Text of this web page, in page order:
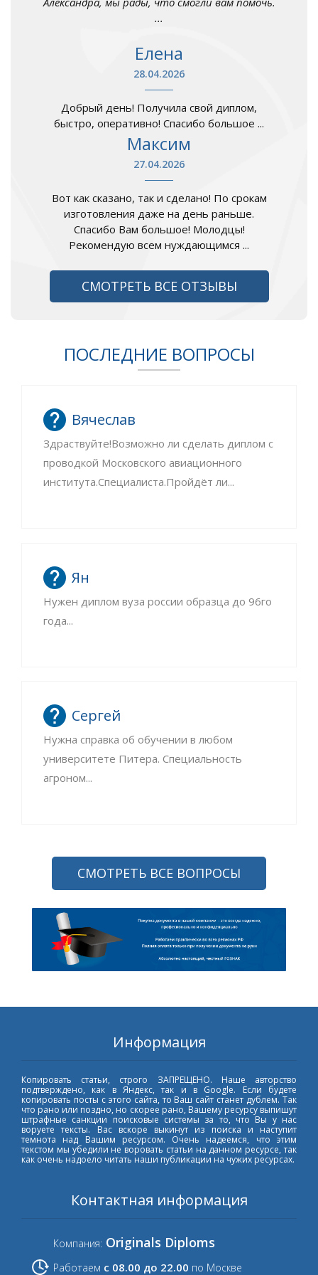
...
Елена
28.04.2026
Добрый день! Получила свой диплом,
быстро, оперативно! Спасибо большое ...
Максим
27.04.2026
Вот как сказано, так и сделано! По срокам
изготовления даже на день раньше.
Спасибо Вам большое! Молодцы!
Рекомендую всем нуждающимся ...
СМОТРЕТЬ ВСЕ ОТЗЫВЫ
ПОСЛЕДНИЕ ВОПРОСЫ
Вячеслав
Здраствуйте!Возможно ли сделать диплом с
проводкой Московского авиационного
института.Специалиста.Пройдёт ли...
Ян
Нужен диплом вуза россии образца до 96го
года...
Сергей
Нужна справка об обучении в любом
университете Питера. Специальность
агроном...
СМОТРЕТЬ ВСЕ ВОПРОСЫ
Информация
Копировать статьи, строго ЗАПРЕЩЕНО. Наше авторство
подтверждено, как в Яндекс, так и в Google. Если будете
копировать посты с этого сайта, то Ваш сайт станет дублем. Так
что рано или поздно, но скорее рано, Вашему ресурсу выпишут
штрафные санкции поисковые системы за то, что Вы у нас
воруете тексты. Вас вскоре выкинут из поиска и наступит
темнота над Вашим ресурсом. Очень надеемся, что этим
текстом мы убедили не воровать статьи на данном ресурсе, так
как очень надоело читать наши публикации на чужих ресурсах.
Контактная информация
Компания: Originals Diploms
Работаем с 08.00 до 22.00 по Москве